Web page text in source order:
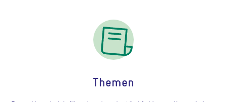
Gehe zu Themen
Themen